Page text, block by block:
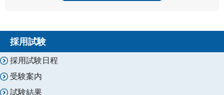
採用試験
採用試験日程
受験案内
試験結果